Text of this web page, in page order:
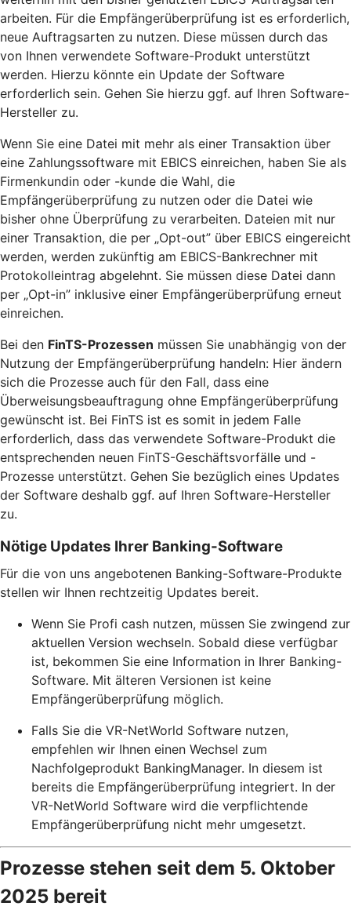
arbeiten. Für die Empfängerüberprüfung ist es erforderlich,
neue Auftragsarten zu nutzen. Diese müssen durch das
von Ihnen verwendete Software-Produkt unterstützt
werden. Hierzu könnte ein Update der Software
erforderlich sein. Gehen Sie hierzu ggf. auf Ihren Software-
Hersteller zu.
Wenn Sie eine Datei mit mehr als einer Transaktion über
eine Zahlungssoftware mit EBICS einreichen, haben Sie als
Firmenkundin oder -kunde die Wahl, die
Empfängerüberprüfung zu nutzen oder die Datei wie
bisher ohne Überprüfung zu verarbeiten. Dateien mit nur
einer Transaktion, die per „Opt-out” über EBICS eingereicht
werden, werden zukünftig am EBICS-Bankrechner mit
Protokolleintrag abgelehnt. Sie müssen diese Datei dann
per „Opt-in” inklusive einer Empfängerüberprüfung erneut
einreichen.
Bei den FinTS-Prozessen müssen Sie unabhängig von der
Nutzung der Empfängerüberprüfung handeln: Hier ändern
sich die Prozesse auch für den Fall, dass eine
Überweisungsbeauftragung ohne Empfängerüberprüfung
gewünscht ist. Bei FinTS ist es somit in jedem Falle
erforderlich, dass das verwendete Software-Produkt die
entsprechenden neuen FinTS-Geschäftsvorfälle und -
Prozesse unterstützt. Gehen Sie bezüglich eines Updates
der Software deshalb ggf. auf Ihren Software-Hersteller
zu.
Nötige Updates Ihrer Banking-Software
Für die von uns angebotenen Banking-Software-Produkte
stellen wir Ihnen rechtzeitig Updates bereit.
Wenn Sie Profi cash nutzen, müssen Sie zwingend zur
aktuellen Version wechseln. Sobald diese verfügbar
ist, bekommen Sie eine Information in Ihrer Banking-
Software. Mit älteren Versionen ist keine
Empfängerüberprüfung möglich.
Falls Sie die VR-NetWorld Software nutzen,
empfehlen wir Ihnen einen Wechsel zum
Nachfolgeprodukt BankingManager. In diesem ist
bereits die Empfängerüberprüfung integriert. In der
VR-NetWorld Software wird die verpflichtende
Empfängerüberprüfung nicht mehr umgesetzt.
Prozesse stehen seit dem 5. Oktober
2025 bereit